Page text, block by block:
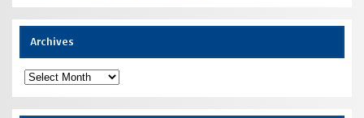
Archives
Archives